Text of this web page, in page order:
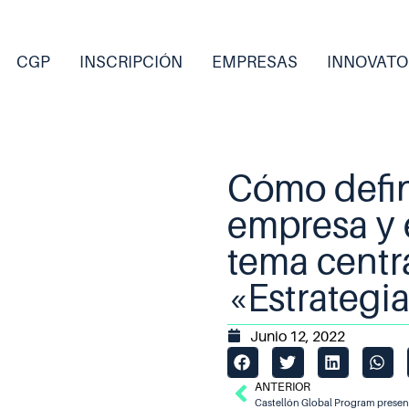
CGP INSCRIPCIÓN EMPRESAS
Cómo
empresa
tema
Junio 12, 2022
ANTERIOR